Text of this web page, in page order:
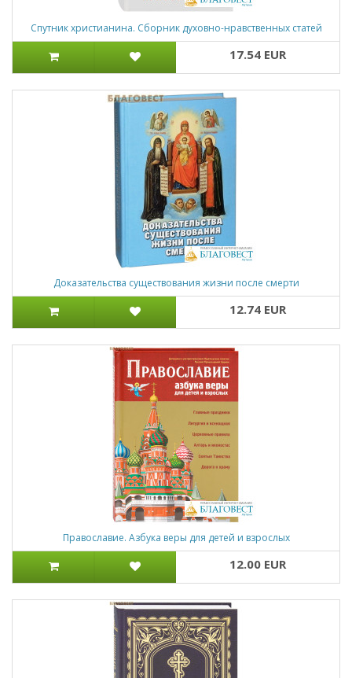
Спутник христианина. Сборник духовно-нравственных статей
17.54 EUR
Доказательства существования жизни после смерти
12.74 EUR
Православие. Азбука веры для детей и взрослых
12.00 EUR